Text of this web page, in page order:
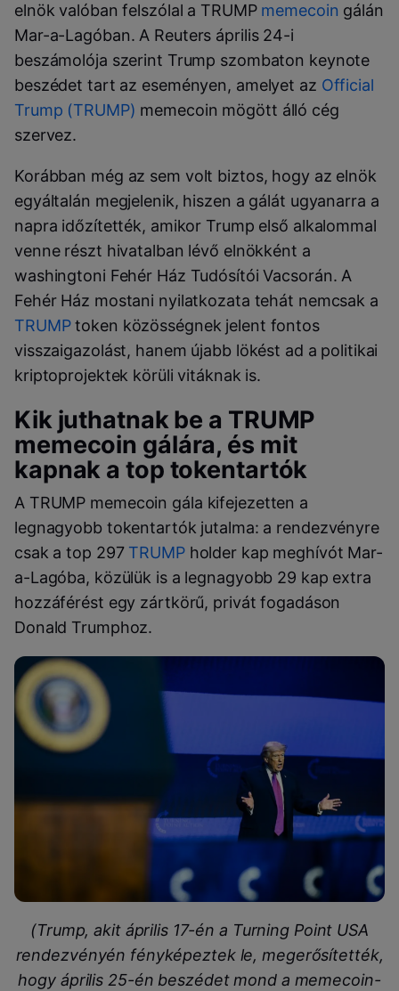
elnök valóban felszólal a TRUMP memecoin gálán
Mar-a-Lagóban. A Reuters április 24-i
beszámolója szerint Trump szombaton keynote
beszédet tart az eseményen, amelyet az Official
Trump (TRUMP) memecoin mögött álló cég
szervez.
Korábban még az sem volt biztos, hogy az elnök
egyáltalán megjelenik, hiszen a gálát ugyanarra a
napra időzítették, amikor Trump első alkalommal
venne részt hivatalban lévő elnökként a
washingtoni Fehér Ház Tudósítói Vacsorán. A
Fehér Ház mostani nyilatkozata tehát nemcsak a
TRUMPtoken közösségnek jelent fontos
visszaigazolást, hanem újabb lökést ad a politikai
kriptoprojektek körüli vitáknak is.
Kik juthatnak be a TRUMP
memecoin gálára, és mit
kapnak a top tokentartók
A TRUMP memecoin gála kifejezetten a
legnagyobb tokentartók jutalma: a rendezvényre
csak a top 297 TRUMPholder kap meghívót Mar-
a-Lagóba, közülük is a legnagyobb 29 kap extra
hozzáférést egy zártkörű, privát fogadáson
Donald Trumphoz.
(Trump, akit április 17-én a Turning Point USA
rendezvényén fényképeztek le, megerősítették,
hogy április 25-én beszédet mond a memecoin-